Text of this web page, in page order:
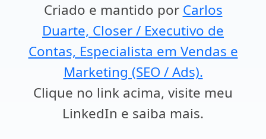
Criado e mantido por Carlos
Duarte, Closer / Executivo de
Contas, Especialista em Vendas e
Marketing (SEO / Ads).
Clique no link acima, visite meu
LinkedIn e saiba mais.